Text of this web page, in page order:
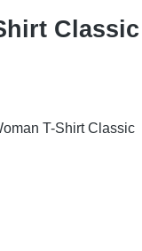
Classic